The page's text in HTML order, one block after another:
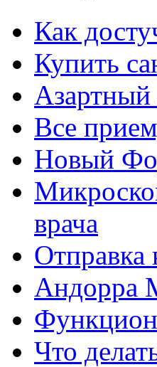
Как
Купить
Азартный
Все
Новый
врача
Отправка
Андорра
Что